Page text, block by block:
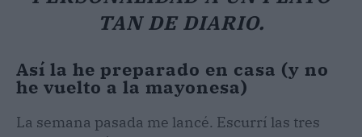
TAN DE DIARIO.
Así la he preparado en casa (y no
he vuelto a la mayonesa)
La semana pasada me lancé. Escurrí las tres